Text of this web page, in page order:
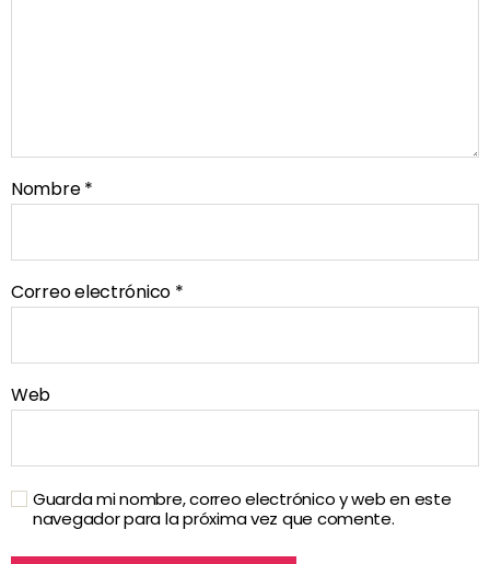
Nombre*
Correo electrónico *
Web
Guarda mi nombre, correo electrónico y web en este
navegador para la próxima vez que comente.